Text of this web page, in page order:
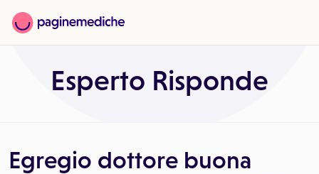
Esperto Risponde
Egregio dottore buona